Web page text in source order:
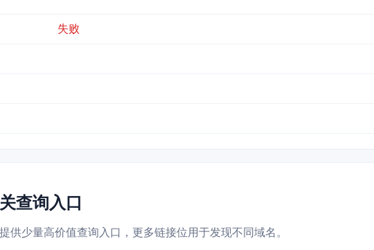
失败
查询入口
供少量高价值查询入口，更多链接位用于发现不同域名。